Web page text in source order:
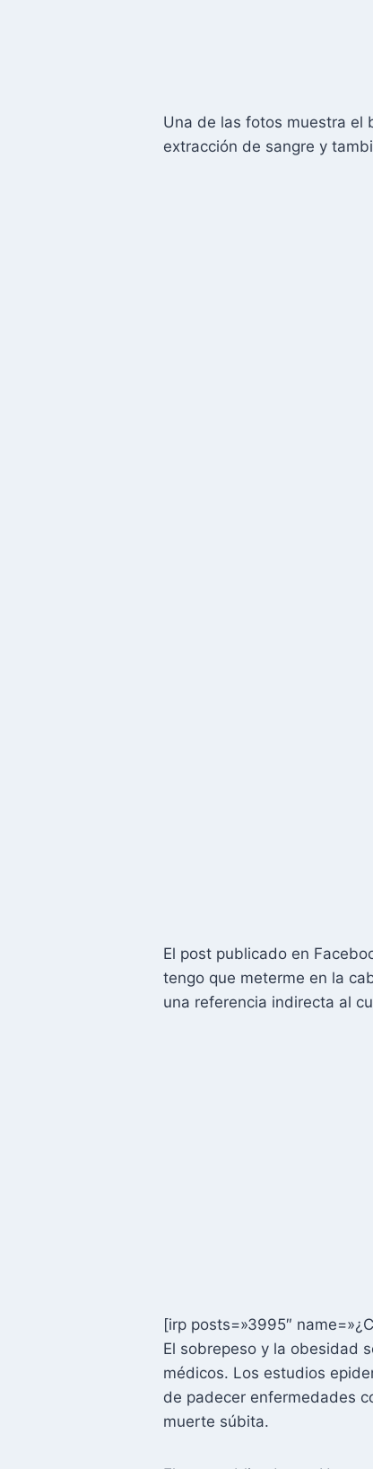
Una de las fotos muestra el
extracción de sangre y
El post publicado en
tengo que meterme en la
una referencia indirecta al
[irp posts=»3995″
El sobrepeso y la obesidad
médicos. Los estudios
de padecer enfermedades
muerte súbita.